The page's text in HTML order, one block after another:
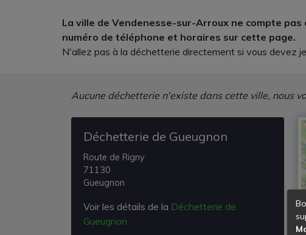
La ville de Vendenesse-sur-Arroux ne compte
numéro de téléphone et horaires sur cette page.
N'allez pas à la déchetterie directement si vous devez
Aucune déchetterie n'existe dans cette ville, nous
Déchetterie de Gueugnon
Route de Rigny
71130
Gueugnon
Voir les détails de la Déchetterie de
Gueugnon